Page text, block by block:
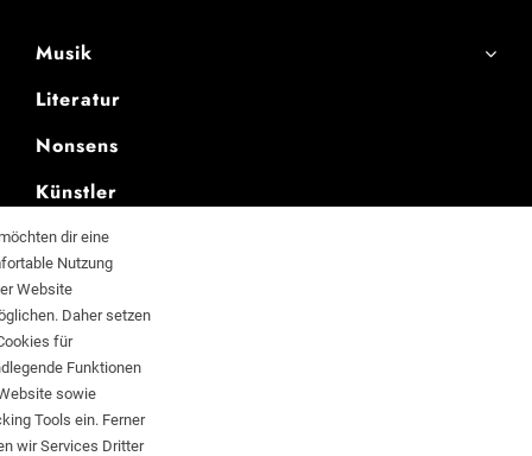
Musik
Literatur
Nonsens
Künstler
News
SCHWARTZ
KOMMERZ
dir eine
Nutzung
Website
Daher setzen
für
Funktionen
sowie
Tools ein. Ferner
wir Services Dritter